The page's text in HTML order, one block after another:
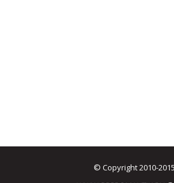
© Copyright 2010-2015